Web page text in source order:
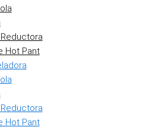
Hot Pant
Hot Pant